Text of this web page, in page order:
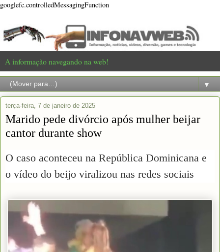
googlefc.controlledMessagingFunction
A informação navegando na web!
▼
terça-feira, 7 de janeiro de 2025
Marido pede divórcio após mulher beijar
cantor durante show
O caso aconteceu na República Dominicana e
o vídeo do beijo viralizou nas redes sociais